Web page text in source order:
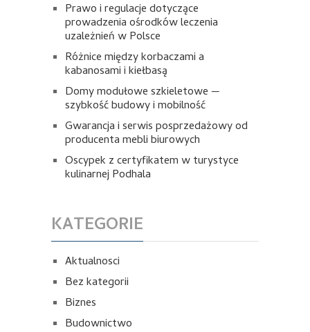
Prawo i regulacje dotyczące
prowadzenia ośrodków leczenia
uzależnień w Polsce
Różnice między korbaczami a
kabanosami i kiełbasą
Domy modułowe szkieletowe —
szybkość budowy i mobilność
Gwarancja i serwis posprzedażowy od
producenta mebli biurowych
Oscypek z certyfikatem w turystyce
kulinarnej Podhala
KATEGORIE
Aktualnosci
Bez kategorii
Biznes
Budownictwo